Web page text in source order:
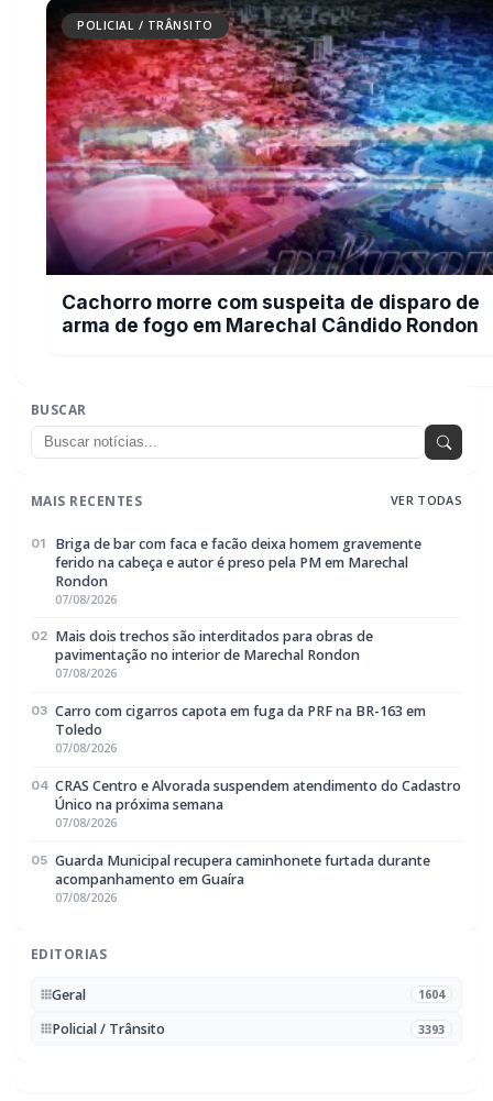
POLICIAL / TRÂNSITO
Cachorro morre com suspeita de disparo de
arma de fogo em Marechal Cândido Rondon
BUSCAR
MAIS RECENTES VER TODAS
01
Briga de bar com faca e facão deixa homem gravemente
ferido na cabeça e autor é preso pela PM em Marechal
Rondon
07/08/2026
02 Mais dois trechos são interditados para obras de
pavimentação no interior de Marechal Rondon
07/08/2026
03 Carro com cigarros capota em fuga da PRF na BR-163 em
Toledo
07/08/2026
04 CRAS Centro e Alvorada suspendem atendimento do Cadastro
Único na próxima semana
07/08/2026
05 Guarda Municipal recupera caminhonete furtada durante
acompanhamento em Guaíra
07/08/2026
EDITORIAS
Geral 1604
Policial / Trânsito 3393